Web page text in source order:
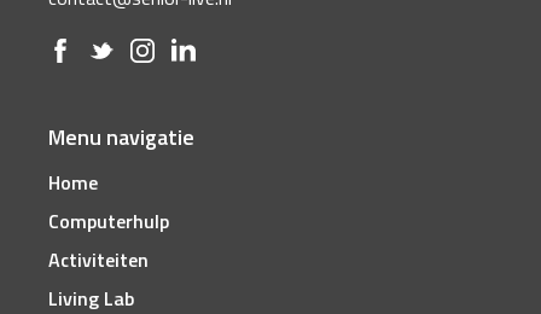
Menu navigatie
Home
Computerhulp
Activiteiten
Living Lab